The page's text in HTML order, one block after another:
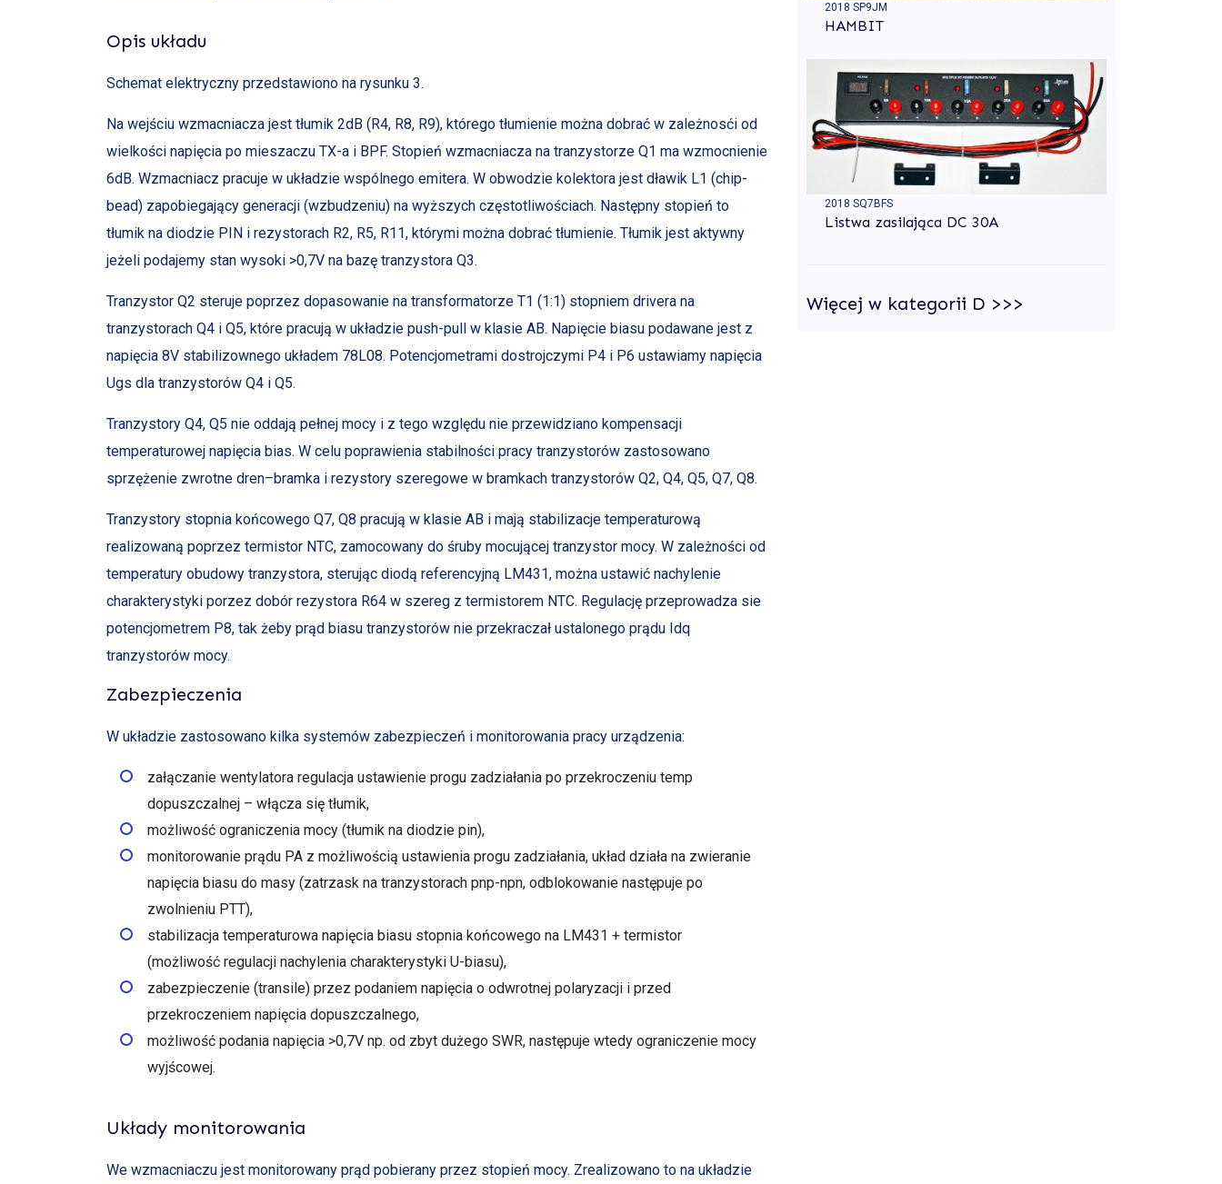
Opis układu
Schemat elektryczny przedstawiono na rysunku 3.
Na wejściu wzmacniacza jest tłumik 2dB (R4, R8, R9), którego tłumienie można dobrać w zależnosći od
wielkości napięcia po mieszaczu TX-a i BPF. Stopień wzmacniacza na tranzystorze Q1 ma wzmocnienie
6dB. Wzmacniacz pracuje w układzie wspólnego emitera. W obwodzie kolektora jest dławik L1 (chip-
bead) zapobiegający generacji (wzbudzeniu) na wyższych częstotliwościach. Następny stopień to
tłumik na diodzie PIN i rezystorach R2, R5, R11, którymi można dobrać tłumienie. Tłumik jest aktywny
jeżeli podajemy stan wysoki >0,7V na bazę tranzystora Q3.
Tranzystor Q2 steruje poprzez dopasowanie na transformatorze T1 (1:1) stopniem drivera na
tranzystorach Q4 i Q5, które pracują w układzie push-pull w klasie AB. Napięcie biasu podawane jest z
napięcia 8V stabilizownego układem 78L08. Potencjometrami dostrojczymi P4 i P6 ustawiamy napięcia
Ugs dla tranzystorów Q4 i Q5.
Tranzystory Q4, Q5 nie oddają pełnej mocy i z tego względu nie przewidziano kompensacji
temperaturowej napięcia bias. W celu poprawienia stabilności pracy tranzystorów zastosowano
sprzężenie zwrotne dren–bramka i rezystory szeregowe w bramkach tranzystorów Q2, Q4, Q5, Q7, Q8.
Tranzystory stopnia końcowego Q7, Q8 pracują w klasie AB i mają stabilizacje temperaturową
realizowaną poprzez termistor NTC, zamocowany do śruby mocującej tranzystor mocy. W zależności od
temperatury obudowy tranzystora, sterując diodą referencyjną LM431, można ustawić nachylenie
charakterystyki porzez dobór rezystora R64 w szereg z termistorem NTC. Regulację przeprowadza sie
potencjometrem P8, tak żeby prąd biasu tranzystorów nie przekraczał ustalonego prądu Idq
tranzystorów mocy.
Zabezpieczenia
W układzie zastosowano kilka systemów zabezpieczeń i monitorowania pracy urządzenia:
załączanie wentylatora regulacja ustawienie progu zadziałania po przekroczeniu temp
dopuszczalnej – włącza się tłumik,
możliwość ograniczenia mocy (tłumik na diodzie pin),
monitorowanie prądu PA z możliwością ustawienia progu zadziałania, układ działa na zwieranie
napięcia biasu do masy (zatrzask na tranzystorach pnp-npn, odblokowanie następuje po
zwolnieniu PTT),
stabilizacja temperaturowa napięcia biasu stopnia końcowego na LM431 + termistor
(możliwość regulacji nachylenia charakterystyki U-biasu),
zabezpieczenie (transile) przez podaniem napięcia o odwrotnej polaryzacji i przed
przekroczeniem napięcia dopuszczalnego,
możliwość podania napięcia >0,7V np. od zbyt dużego SWR, następuje wtedy ograniczenie mocy
wyjścowej.
Układy monitorowania
We wzmacniaczu jest monitorowany prąd pobierany przez stopień mocy. Zrealizowano to na układzie
2018 SP9JM
HAMBIT
2018 SQ7BFS
Listwa zasilająca DC 30A
Więcej w kategorii D >>>